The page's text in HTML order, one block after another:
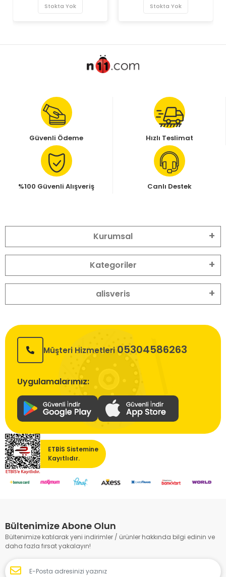
Stokta Yok Stokta Yok
Güvenli Ödeme Hızlı Teslimat
%100 Güvenli Alışveriş Canlı Destek
Kurumsal
Kategoriler
alisveris
Müşteri Hizmetleri 05304586263
Uygulamalarımız:
ETBİS Sistemine
Kayıtlıdır.
Bültenimize Abone Olun
Bültenimize katılarak yeni indirimler / ürünler hakkında bilgi edinin ve
daha fazla fırsat yakalayın!